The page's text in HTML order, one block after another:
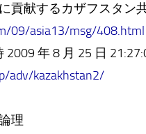
貢献するカザフスタン
09/asia13/msg/408.html
年 8 月 25 日
adv/kazakhstan2/
理